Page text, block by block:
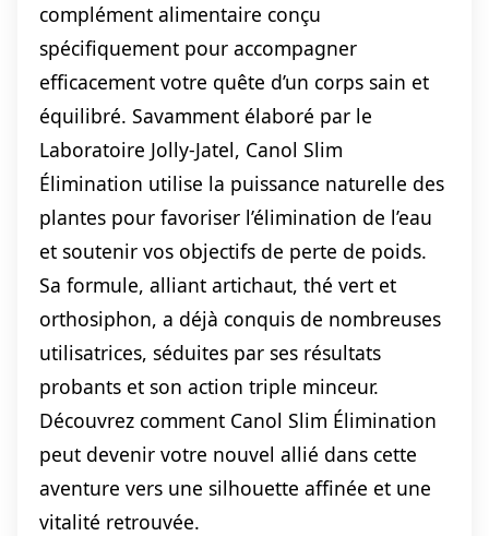
complément alimentaire conçu
spécifiquement pour accompagner
efficacement votre quête d’un corps sain et
équilibré. Savamment élaboré par le
Laboratoire Jolly-Jatel, Canol Slim
Élimination utilise la puissance naturelle des
plantes pour favoriser l’élimination de l’eau
et soutenir vos objectifs de perte de poids.
Sa formule, alliant artichaut, thé vert et
orthosiphon, a déjà conquis de nombreuses
utilisatrices, séduites par ses résultats
probants et son action triple minceur.
Découvrez comment Canol Slim Élimination
peut devenir votre nouvel allié dans cette
aventure vers une silhouette affinée et une
vitalité retrouvée.